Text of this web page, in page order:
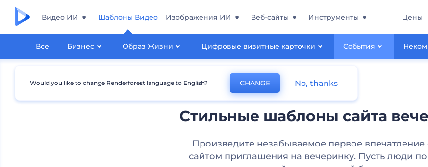
Видео ИИ Шаблоны Видео
Все Бизнес Образ Жизни Цифровые визитные карточки События
Изображения ИИ Веб-сайты Инструменты Цены
Стильные шаблоны сайта
Произведите незабываемое первое
сайтом приглашения на вечеринку. Пусть люди
Would you like to change Renderforest language to English? CHANGE No, thanks